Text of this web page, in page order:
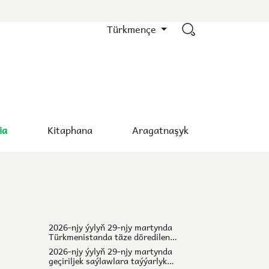
Türkmençe
Kitaphana Aragatnaşyk
2026-njy ýylyň 29-njy martynda
Türkmenistanda täze döredilen
etraplaryň halk maslahatlarynyň
agzalygyna hem-de ygtyýarlyk
möhletinden öň çykyp giden
2026-njy ýylyň 29-njy martynda
geçiriljek saýlawlara taýýarlyk